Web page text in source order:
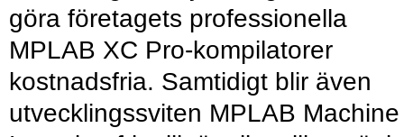
göra företagets professionella
MPLAB XC Pro-kompilatorer
kostnadsfria. Samtidigt blir även
utvecklingssviten MPLAB Machine